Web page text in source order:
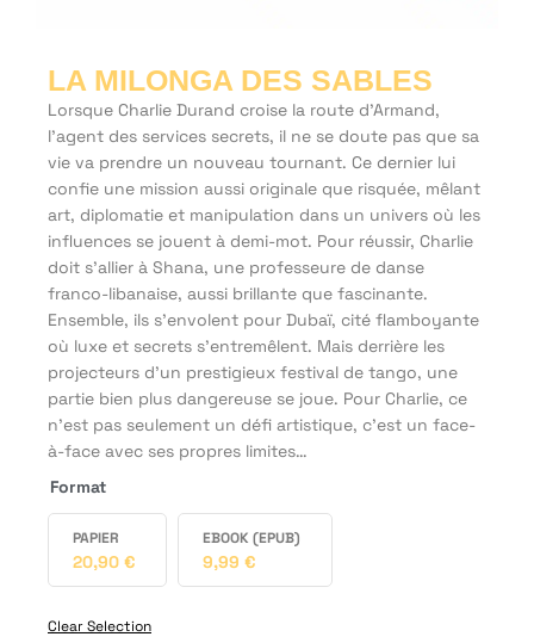
LA MILONGA DES SABLES
Lorsque Charlie Durand croise la route d'Armand,
l'agent des services secrets, il ne se doute pas que sa
vie va prendre un nouveau tournant. Ce dernier lui
confie une mission aussi originale que risquée, mêlant
art, diplomatie et manipulation dans un univers où les
influences se jouent à demi-mot. Pour réussir, Charlie
doit s'allier à Shana, une professeure de danse
franco-libanaise, aussi brillante que fascinante.
Ensemble, ils s'envolent pour Dubaï, cité flamboyante
où luxe et secrets s'entremêlent. Mais derrière les
projecteurs d'un prestigieux festival de tango, une
partie bien plus dangereuse se joue. Pour Charlie, ce
n'est pas seulement un défi artistique, c'est un face-
à-face avec ses propres limites…
Format
PAPIER
20,90 €
EBOOK (EPUB)
9,99 €
Clear Selection